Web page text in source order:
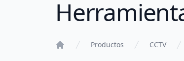
Productos CCTV